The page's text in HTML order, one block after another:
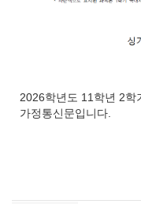
2026학년도 11학년 2학
가정통신문입니다.